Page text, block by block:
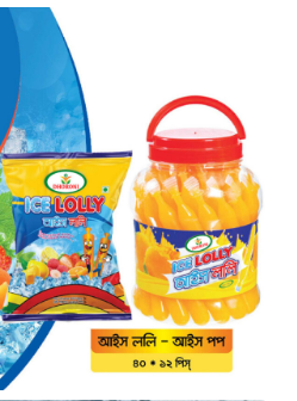
হারিয়েছেন ১০ লাখ বাসিন্দা
এক যুগ পর আত্মসমর্পণ: মৃত্যুদণ্ডের বিরুদ্ধে
আপিল করলেন আবুল কালাম আযাদ
৫ ঘণ্টা আগে
প্রধানমন্ত্রী তারেক রহমানের সঙ্গে ভারতীয়
হাইকমিশনারের সৌজন্য সাক্ষাৎ
৫ ঘণ্টা আগে
শিক্ষায় নারীদের জয়গান: পাসের হারে অনন্য
মেয়েরা
৫ ঘণ্টা আগে